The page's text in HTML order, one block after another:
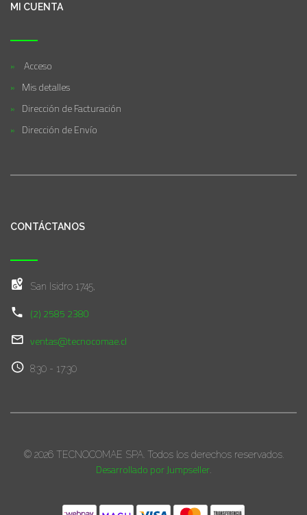
MI CUENTA
Acceso
Mis detalles
Dirección de Facturación
Dirección de Envío
CONTÁCTANOS
San Isidro 1745,
(2) 2585 2380
ventas@tecnocomae.cl
8:30 - 17:30
© 2026 TECNOCOMAE SPA. Todos los derechos reservados.
Desarrollado por Jumpseller